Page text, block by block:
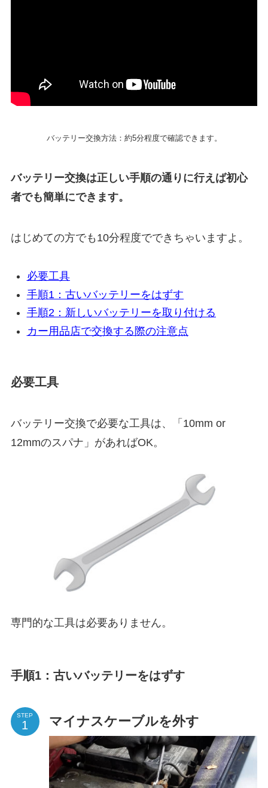
バッテリー交換方法：約5分程度で確認できます。
バッテリー交換は正しい手順の通りに行えば初心
者でも簡単にできます。
はじめての方でも10分程度でできちゃいますよ。
必要工具
手順1：古いバッテリーをはずす
手順2：新しいバッテリーを取り付ける
カー用品店で交換する際の注意点
必要工具
バッテリー交換で必要な工具は、「10mm or
12mmのスパナ」があればOK。
専門的な工具は必要ありません。
手順1：古いバッテリーをはずす
STEP マイナスケーブルを外す